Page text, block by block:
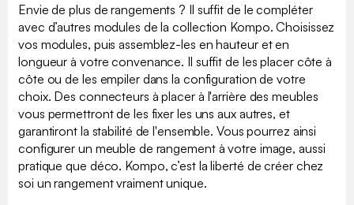
Envie de plus de rangements ? Il suffit de le compléter
avec d’autres modules de la collection Kompo. Choisissez
vos modules, puis assemblez-les en hauteur et en
longueur à votre convenance. Il suffit de les placer côte à
côte ou de les empiler dans la configuration de votre
choix. Des connecteurs à placer à l'arrière des meubles
vous permettront de les fixer les uns aux autres, et
garantiront la stabilité de l'ensemble. Vous pourrez ainsi
configurer un meuble de rangement à votre image, aussi
pratique que déco. Kompo, c’est la liberté de créer chez
soi un rangement vraiment unique.